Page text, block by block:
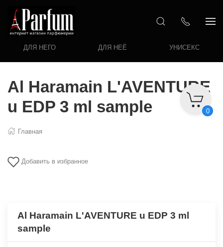
ДЛЯ НЕГО ДЛЯ НЕЁ УНИСЕКС
0
Al Haramain L'AVENTURE
u EDP 3 ml sample
Главная
Добавить в избранное
Al Haramain L'AVENTURE u EDP 3 ml
sample